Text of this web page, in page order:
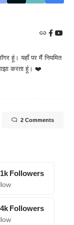
हूं। यहाँ पर मैं नियमित
करता हूं। ❤️
2 Comments
Followers
Followers